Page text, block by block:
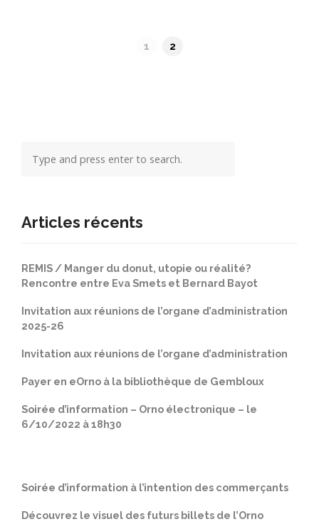
1 2
Articles récents
REMIS / Manger du donut, utopie ou réalité?
Rencontre entre Eva Smets et Bernard Bayot
Invitation aux réunions de l’organe d’administration
2025-26
Invitation aux réunions de l’organe d’administration
Payer en eOrno à la bibliothèque de Gembloux
Soirée d’information – Orno électronique – le
6/10/2022 à 18h30
Soirée d’information à l’intention des commerçants
Découvrez le visuel des futurs billets de l’Orno